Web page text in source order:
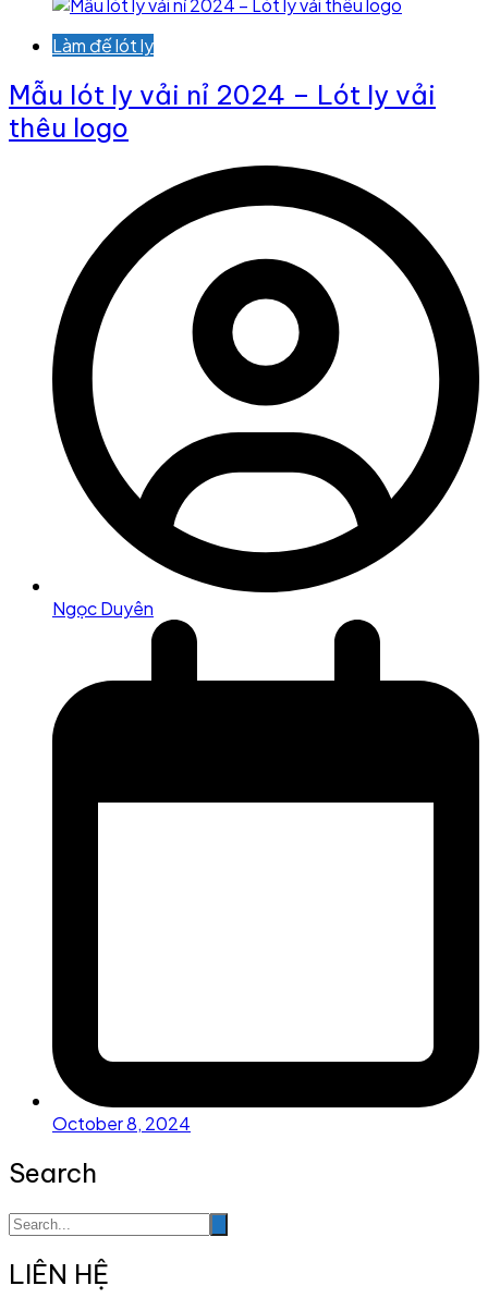
Làm đế lót ly
Mẫu lót ly vải nỉ 2024 – Lót ly vải
thêu logo
Ngọc Duyên
October 8, 2024
Search
LIÊN HỆ